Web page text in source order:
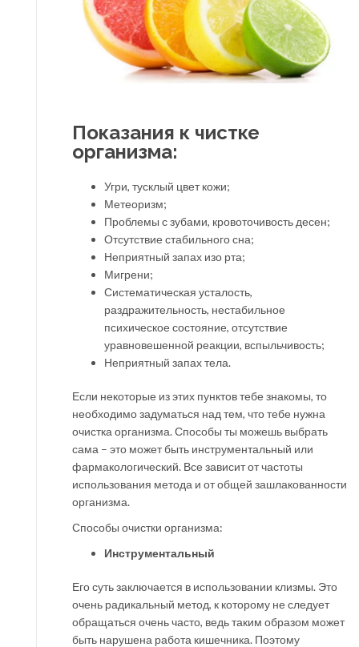
Показания к чистке
организма:
Угри, тусклый цвет кожи;
Метеоризм;
Проблемы с зубами, кровоточивость десен;
Отсутствие стабильного сна;
Неприятный запах изо рта;
Мигрени;
Систематическая усталость,
раздражительность, нестабильное
психическое состояние, отсутствие
уравновешенной реакции, вспыльчивость;
Неприятный запах тела.
Если некоторые из этих пунктов тебе знакомы, то
необходимо задуматься над тем, что тебе нужна
очистка организма. Способы ты можешь выбрать
сама – это может быть инструментальный или
фармакологический. Все зависит от частоты
использования метода и от общей зашлакованности
организма.
Способы очистки организма:
Инструментальный
Его суть заключается в использовании клизмы. Это
очень радикальный метод, к которому не следует
обращаться очень часто, ведь таким образом может
быть нарушена работа кишечника. Поэтому